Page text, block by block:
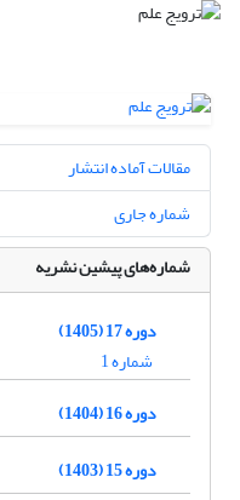
مقالات آماده انتشار
شماره جاری
شماره‌های پیشین نشریه
دوره 17 (1405)
شماره 1
دوره 16 (1404)
دوره 15 (1403)